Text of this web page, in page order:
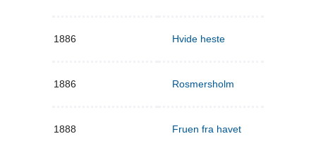
1886 Hvide heste
1886 Rosmersholm
1888 Fruen fra havet